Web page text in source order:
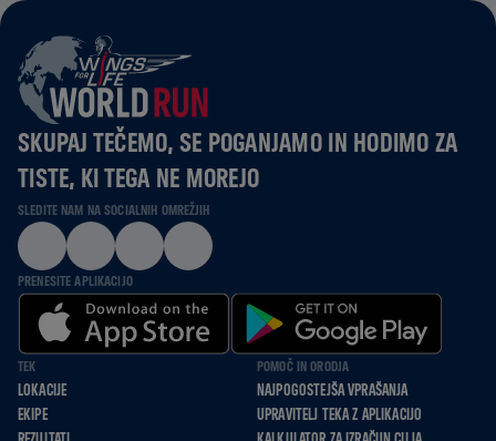
SKUPAJ TEČEMO, SE POGANJAMO IN HODIMO ZA
TISTE, KI TEGA NE MOREJO
SLEDITE NAM NA SOCIALNIH OMREŽJIH
PRENESITE APLIKACIJO
TEK
LOKACIJE
EKIPE
POMOČ IN ORODJA
NAJPOGOSTEJŠA VPRAŠANJA
UPRAVITELJ TEKA Z APLIKACIJO